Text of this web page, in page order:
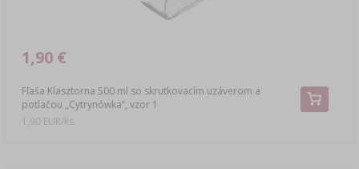
Fľaša Klasztorna 500 ml so skrutkovacím uzáverom a
potlačou „Cytrynówka”, vzor 1
1,90 €
1,90 EUR/ks.